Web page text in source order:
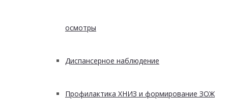
осмотры
Диспансерное наблюдение
Профилактика ХНИЗ и формирование ЗОЖ